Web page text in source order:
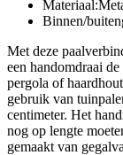
Binnen/
Met deze
een handomdraai
pergola of
gebruik van
centimeter. Het
nog op lengte
gemaakt van